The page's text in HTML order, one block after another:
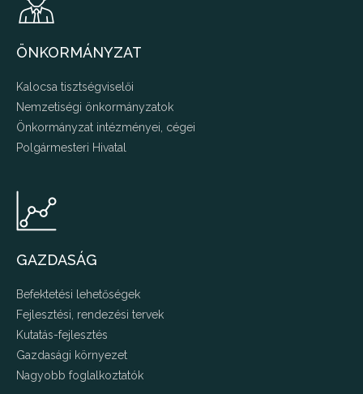
ÖNKORMÁNYZAT
Kalocsa tisztségviselői
Nemzetiségi önkormányzatok
Önkormányzat intézményei, cégei
Polgármesteri Hivatal
GAZDASÁG
Befektetési lehetőségek
Fejlesztési, rendezési tervek
Kutatás-fejlesztés
Gazdasági környezet
Nagyobb foglalkoztatók